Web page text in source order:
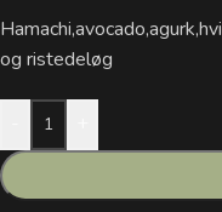
og ristedeløg